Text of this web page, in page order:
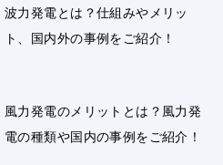
波力発電とは？仕組みやメリッ
ト、国内外の事例をご紹介！
風力発電のメリットとは？風力発
電の種類や国内の事例をご紹介！